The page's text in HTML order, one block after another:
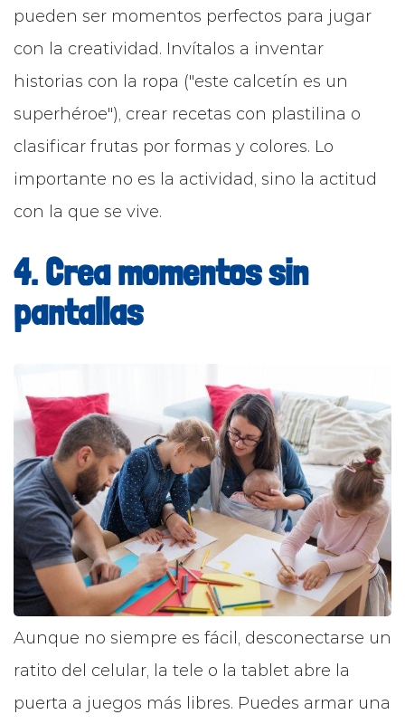
pueden ser momentos perfectos para jugar
con la creatividad. Invítalos a inventar
historias con la ropa ("este calcetín es un
superhéroe"), crear recetas con plastilina o
clasificar frutas por formas y colores. Lo
importante no es la actividad, sino la actitud
con la que se vive.
4. Crea momentos sin
pantallas
Aunque no siempre es fácil, desconectarse un
ratito del celular, la tele o la tablet abre la
puerta a juegos más libres. Puedes armar una